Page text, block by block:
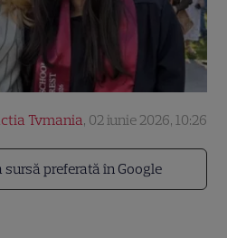
preferată în Google
Tvmania, 02 iunie 2026, 10:26